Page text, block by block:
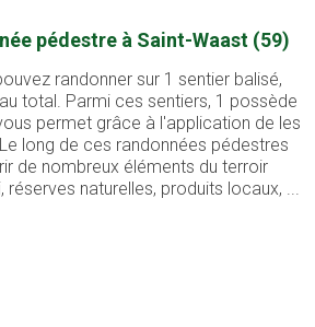
pédestre à Saint-Waast (59)
randonner sur 1 sentier balisé,
total. Parmi ces sentiers, 1 possède
permet grâce à l'application de les
long de ces randonnées pédestres
de nombreux éléments du terroir
réserves naturelles, produits locaux, ...